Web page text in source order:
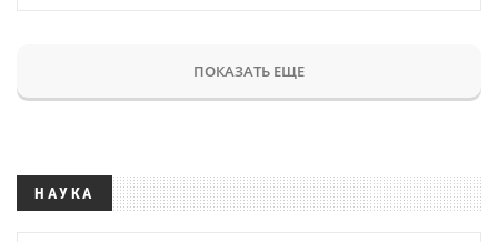
ПОКАЗАТЬ ЕЩЕ
НАУКА